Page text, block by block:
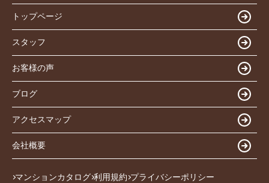
トップページ
スタッフ
お客様の声
ブログ
アクセスマップ
会社概要
マンションカタログ 利用規約 プライバシーポリシー